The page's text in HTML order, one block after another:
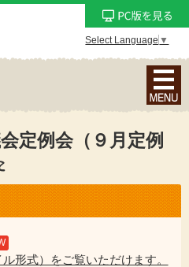
Select Language ▼
ナ
ビ
ー
シ
ン
メ
定例会（９月定例
形式）をご覧いただけます。